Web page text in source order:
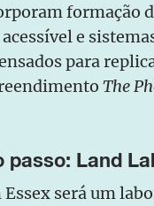
formação
e
para
The
passo: Land
Essex será um